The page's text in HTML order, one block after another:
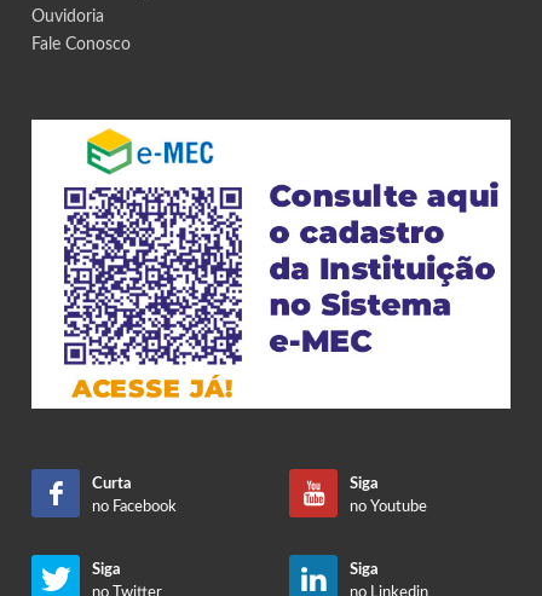
Ouvidoria
Fale Conosco
Curta
no Facebook
Siga
no Youtube
Siga
no Twitter
Siga
no Linkedin